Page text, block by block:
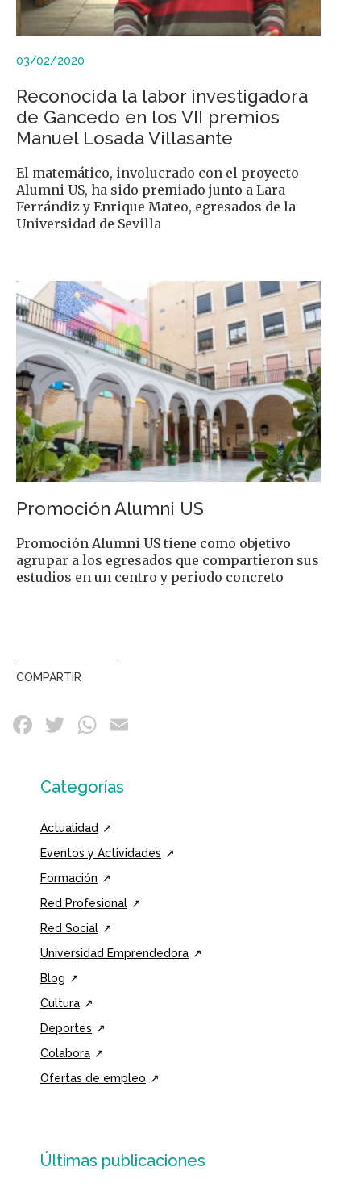
03/02/2020
Reconocida la labor investigadora
de Gancedo en los VII premios
Manuel Losada Villasante
El matemático, involucrado con el proyecto
Alumni US, ha sido premiado junto a Lara
Ferrándiz y Enrique Mateo, egresados de la
Universidad de Sevilla
Promoción Alumni US
Promoción Alumni US tiene como objetivo
agrupar a los egresados que compartieron sus
estudios en un centro y periodo concreto
COMPARTIR
Categorías
Actualidad
Eventos y Actividades
Formación
Red Profesional
Red Social
Universidad Emprendedora
Blog
Cultura
Deportes
Colabora
Ofertas de empleo
Últimas publicaciones